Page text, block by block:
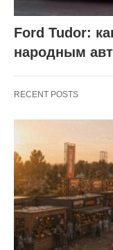
Ford Tudor:
народным
RECENT POSTS